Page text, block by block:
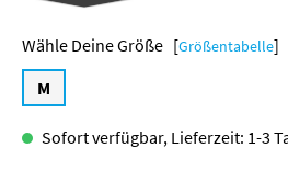
Größe [Größentabelle]
M
Sofort verfügbar, Lieferzeit: 1-3